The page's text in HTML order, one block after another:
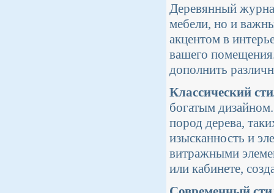
Деревянный
мебели, но и
акцентом в
вашего
дополнить
Классический
богатым
пород дерева,
изысканность и
витражными
или кабинете,